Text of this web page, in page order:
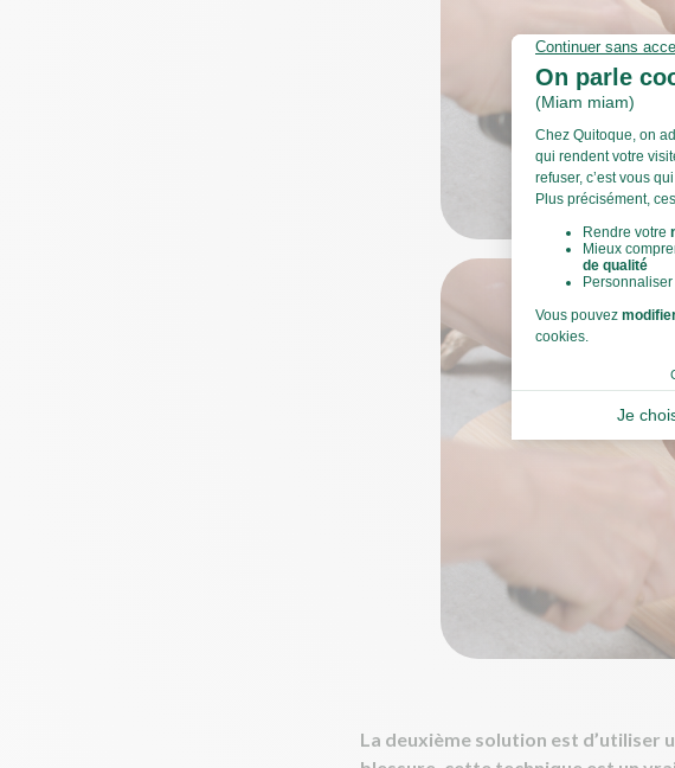
La deuxième solution est d’utiliser